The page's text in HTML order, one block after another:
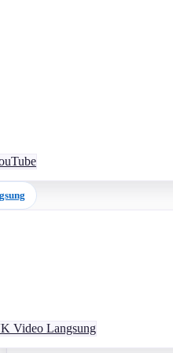
Video Langsung